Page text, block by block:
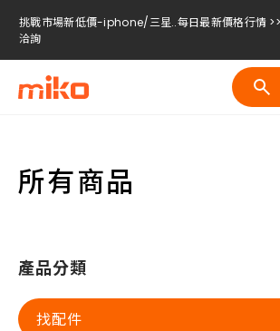
挑戰市場新低價-iphone/三星..每日最新價格行情
洽詢
挑戰市場新低價-iphone/三星..每日最新價格行情
洽詢
挑戰市場新低價-iphone/三星..每日最新價格行情
所有商品
產品分類
找配件